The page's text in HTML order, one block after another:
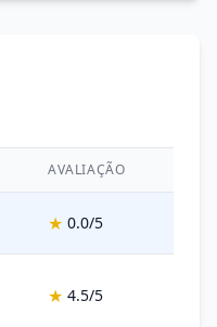
AVALIAÇÃO
★ 0.0/5
★ 4.5/5